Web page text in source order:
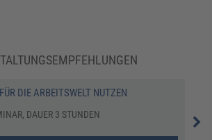
DIE ARBEITSWELT NUTZEN
DAUER 3 STUNDEN